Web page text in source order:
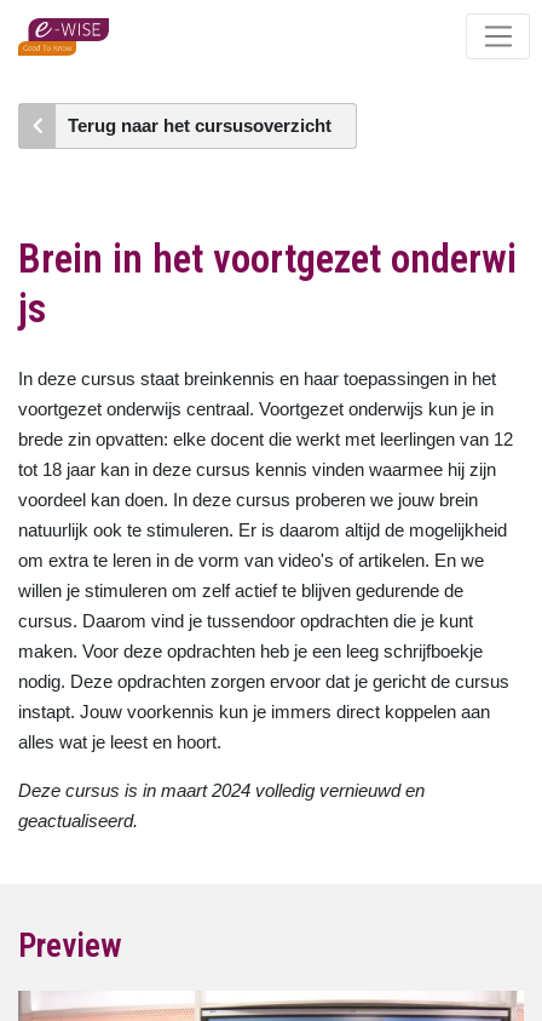
Skip
content
Terug naar het cursusoverzicht
Brein in het voortgezet onderwi
js
In deze cursus staat breinkennis en haar toepassingen in het
voortgezet onderwijs centraal. Voortgezet onderwijs kun je in
brede zin opvatten: elke docent die werkt met leerlingen van 12
tot 18 jaar kan in deze cursus kennis vinden waarmee hij zijn
voordeel kan doen. In deze cursus proberen we jouw brein
natuurlijk ook te stimuleren. Er is daarom altijd de mogelijkheid
om extra te leren in de vorm van video's of artikelen. En we
willen je stimuleren om zelf actief te blijven gedurende de
cursus. Daarom vind je tussendoor opdrachten die je kunt
maken. Voor deze opdrachten heb je een leeg schrijfboekje
nodig. Deze opdrachten zorgen ervoor dat je gericht de cursus
instapt. Jouw voorkennis kun je immers direct koppelen aan
alles wat je leest en hoort.
Deze cursus is in maart 2024 volledig vernieuwd en
geactualiseerd.
Preview